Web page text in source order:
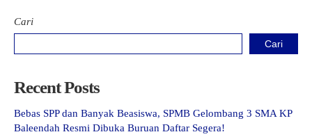
Cari
Cari
Recent Posts
Bebas SPP dan Banyak Beasiswa, SPMB Gelombang 3 SMA KP
Baleendah Resmi Dibuka Buruan Daftar Segera!